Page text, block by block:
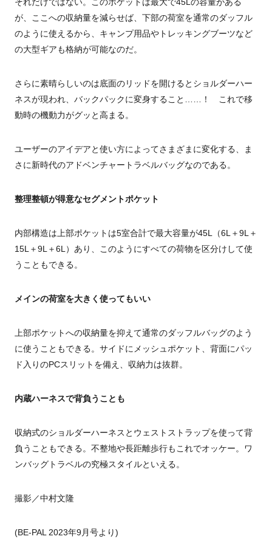
が、ここへの収納量を減らせば、下部の荷室を通常のダッフル
のように使えるから、キャンプ用品やトレッキングブーツなど
の大型ギアも格納が可能なのだ。
さらに素晴らしいのは底面のリッドを開けるとショルダーハー
ネスが現われ、バックパックに変身すること……！ これで移
動時の機動力がグッと高まる。
ユーザーのアイデアと使い方によってさまざまに変化する、ま
さに新時代のアドベンチャートラベルバッグなのである。
整理整頓が得意なセグメントポケット
内部構造は上部ポケットは5室合計で最大容量が45L（6L＋9L＋
15L＋9L＋6L）あり、このようにすべての荷物を区分けして使
うこともできる。
メインの荷室を大きく使ってもいい
上部ポケットへの収納量を抑えて通常のダッフルバッグのよう
に使うこともできる。サイドにメッシュポケット、背面にパッ
ド入りのPCスリットを備え、収納力は抜群。
内蔵ハーネスで背負うことも
収納式のショルダーハーネスとウェストストラップを使って背
負うこともできる。不整地や長距離歩行もこれでオッケー。ワ
ンバッグトラベルの究極スタイルといえる。
撮影／中村文隆
(BE-PAL 2023年9月号より)